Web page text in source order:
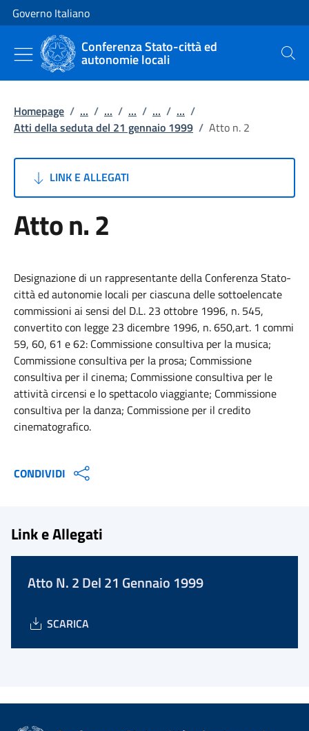
Vai al contenuto
Vai alla navigazione del sito
Governo Italiano
Conferenza Stato-città ed
autonomie locali Cerca
Homepage / ... / ... / ... / ... / ... /
Atti della seduta del 21 gennaio 1999 / Atto n. 2
LINK E ALLEGATI
Atto n. 2
Designazione di un rappresentante della Conferenza Stato-
città ed autonomie locali per ciascuna delle sottoelencate
commissioni ai sensi del D.L. 23 ottobre 1996, n. 545,
convertito con legge 23 dicembre 1996, n. 650,art. 1 commi
59, 60, 61 e 62: Commissione consultiva per la musica;
Commissione consultiva per la prosa; Commissione
consultiva per il cinema; Commissione consultiva per le
attività circensi e lo spettacolo viaggiante; Commissione
consultiva per la danza; Commissione per il credito
cinematografico.
CONDIVIDI
Link e Allegati
Atto N. 2 Del 21 Gennaio 1999
SCARICA